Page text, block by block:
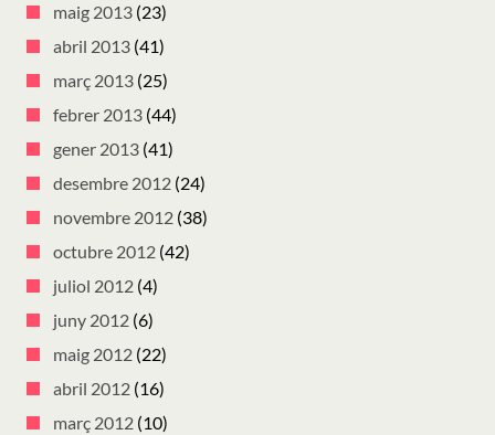
maig 2013 (23)
abril 2013 (41)
març 2013 (25)
febrer 2013 (44)
gener 2013 (41)
desembre 2012 (24)
novembre 2012 (38)
octubre 2012 (42)
juliol 2012 (4)
juny 2012 (6)
maig 2012 (22)
abril 2012 (16)
març 2012 (10)